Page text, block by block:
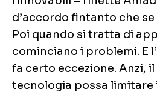
d’accordo fintanto che
Poi quando si tratta di
cominciano i problemi. E
fa certo eccezione. Anzi,
tecnologia possa limitare